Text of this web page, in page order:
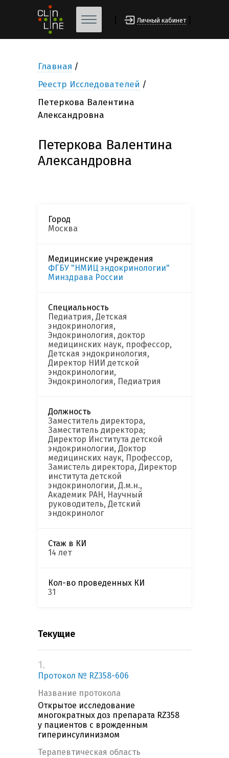
Личный кабинет
Главная
Реестр Исследователей
Петеркова Валентина
Александровна
Петеркова Валентина
Александровна
Город
Москва
Медицинские учреждения
ФГБУ "НМИЦ эндокринологии"
Минздрава России
Специальность
Педиатрия, Детская
эндокринология,
Эндокринология, доктор
медицинских наук, профессор,
Детская эндокринология,
Директор НИИ детской
эндокринологии,
Эндокринология, Педиатрия
Должность
Заместитель директора,
Заместитель директора;
Директор Института детской
эндокринологии, Доктор
медицинских наук, Профессор,
Замистель директора, Директор
института детской
эндокринологии, Д.м.н.,
Академик РАН, Научный
руководитель, Детский
эндокринолог
Стаж в КИ
14 лет
Кол-во проведенных КИ
31
Текущие
1.
Протокол № RZ358-606
Название протокола
Открытое исследование
многократных доз препарата RZ358
у пациентов с врожденным
гиперинсулинизмом
Терапевтическая область